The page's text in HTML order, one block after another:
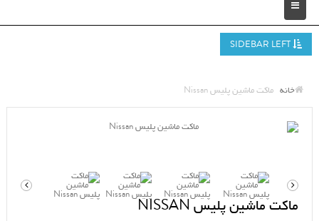
خانه ماکت ماشین پلیس Nissan
ماکت ماشین پلیس NISSAN